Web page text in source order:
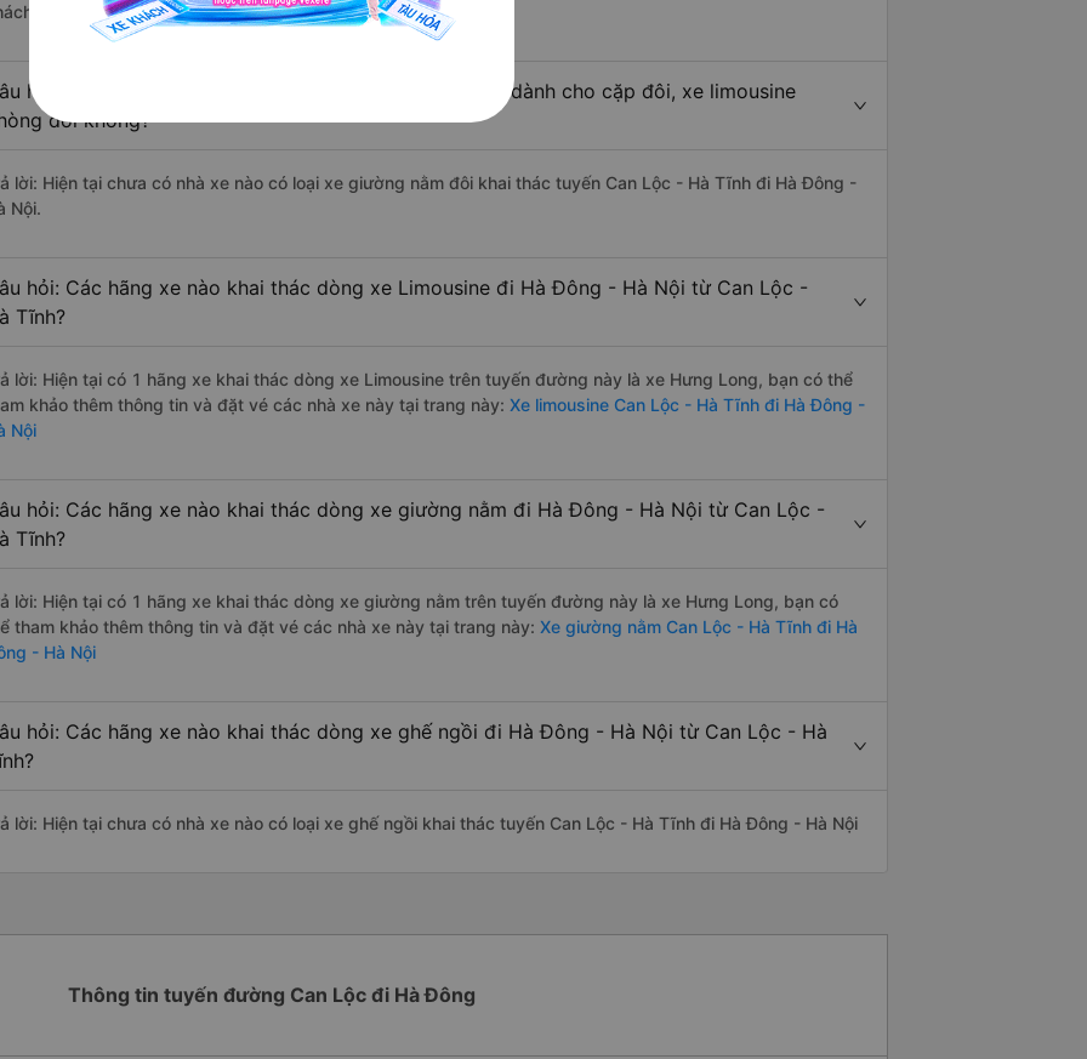
hàng).
hỏi: Có loại xe Can Lộc - Hà Tĩnh Hà Đông - Hà Nội dành cho cặp đôi, xe limousine
đôi không?
lời: Hiện tại chưa có nhà xe nào có loại xe giường nằm đôi khai thác tuyến Can Lộc - Hà Tĩnh đi Hà Đông -
Nội.
hỏi: Các hãng xe nào khai thác dòng xe Limousine đi Hà Đông - Hà Nội từ Can Lộc -
Tĩnh?
lời: Hiện tại có 1 hãng xe khai thác dòng xe Limousine trên tuyến đường này là xe Hưng Long, bạn có thể
khảo thêm thông tin và đặt vé các nhà xe này tại trang này: Xe limousine Can Lộc - Hà Tĩnh đi Hà Đông -
Nội
hỏi: Các hãng xe nào khai thác dòng xe giường nằm đi Hà Đông - Hà Nội từ Can Lộc -
Tĩnh?
lời: Hiện tại có 1 hãng xe khai thác dòng xe giường nằm trên tuyến đường này là xe Hưng Long, bạn có
tham khảo thêm thông tin và đặt vé các nhà xe này tại trang này: Xe giường nằm Can Lộc - Hà Tĩnh đi Hà
- Hà Nội
hỏi: Các hãng xe nào khai thác dòng xe ghế ngồi đi Hà Đông - Hà Nội từ Can Lộc - Hà
lời: Hiện tại chưa có nhà xe nào có loại xe ghế ngồi khai thác tuyến Can Lộc - Hà Tĩnh đi Hà Đông - Hà Nội
Thông tin tuyến đường Can Lộc đi Hà Đông